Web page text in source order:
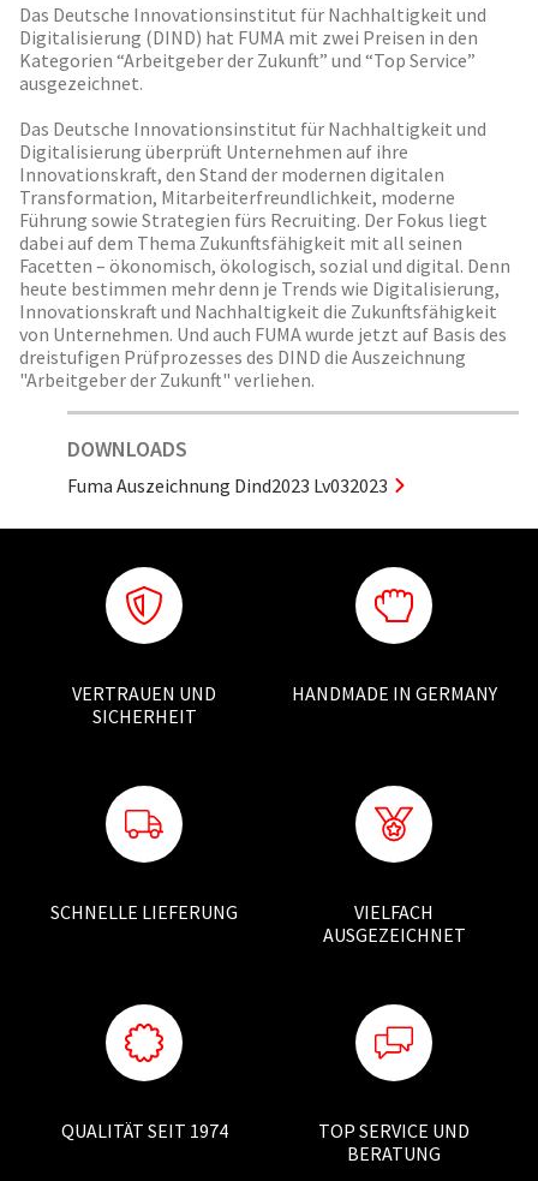
Das Deutsche Innovationsinstitut für Nachhaltigkeit und
Digitalisierung (DIND) hat FUMA mit zwei Preisen in den
Kategorien “Arbeitgeber der Zukunft” und “Top Service”
ausgezeichnet.
Das Deutsche Innovationsinstitut für Nachhaltigkeit und
Digitalisierung überprüft Unternehmen auf ihre
Innovationskraft, den Stand der modernen digitalen
Transformation, Mitarbeiterfreundlichkeit, moderne
Führung sowie Strategien fürs Recruiting. Der Fokus liegt
dabei auf dem Thema Zukunftsfähigkeit mit all seinen
Facetten – ökonomisch, ökologisch, sozial und digital. Denn
heute bestimmen mehr denn je Trends wie Digitalisierung,
Innovationskraft und Nachhaltigkeit die Zukunftsfähigkeit
von Unternehmen. Und auch FUMA wurde jetzt auf Basis des
dreistufigen Prüfprozesses des DIND die Auszeichnung
"Arbeitgeber der Zukunft" verliehen.
DOWNLOADS
Fuma Auszeichnung Dind2023 Lv032023
VERTRAUEN UND
SICHERHEIT
HANDMADE IN GERMANY
SCHNELLE LIEFERUNG
VIELFACH
AUSGEZEICHNET
QUALITÄT SEIT 1974
TOP SERVICE UND
BERATUNG